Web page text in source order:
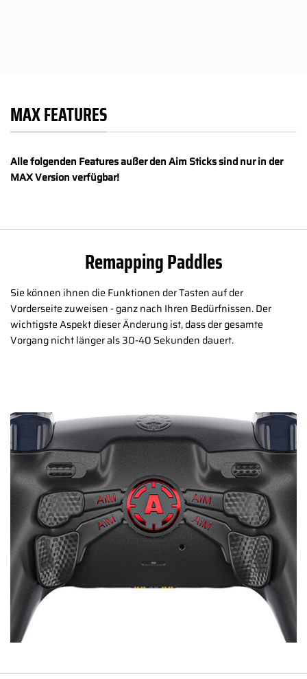
MAX FEATURES
Alle folgenden Features außer den Aim Sticks sind nur in der
MAX Version verfügbar!
Remapping Paddles
Sie können ihnen die Funktionen der Tasten auf der
Vorderseite zuweisen - ganz nach Ihren Bedürfnissen. Der
wichtigste Aspekt dieser Änderung ist, dass der gesamte
Vorgang nicht länger als 30-40 Sekunden dauert.